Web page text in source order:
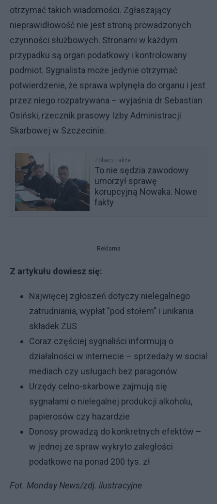
otrzymać takich wiadomości. Zgłaszający
nieprawidłowość nie jest stroną prowadzonych
czynności służbowych. Stronami w każdym
przypadku są organ podatkowy i kontrolowany
podmiot. Sygnalista może jedynie otrzymać
potwierdzenie, że sprawa wpłynęła do organu i jest
przez niego rozpatrywana – wyjaśnia dr Sebastian
Osiński, rzecznik prasowy Izby Administracji
Skarbowej w Szczecinie.
Zobacz także
To nie sędzia zawodowy
umorzył sprawę
korupcyjną Nowaka. Nowe
fakty
Reklama
Z artykułu dowiesz się:
Najwięcej zgłoszeń dotyczy nielegalnego
zatrudniania, wypłat "pod stołem” i unikania
składek ZUS
Coraz częściej sygnaliści informują o
działalności w internecie – sprzedaży w social
mediach czy usługach bez paragonów
Urzędy celno-skarbowe zajmują się
sygnałami o nielegalnej produkcji alkoholu,
papierosów czy hazardzie
Donosy prowadzą do konkretnych efektów –
w jednej ze spraw wykryto zaległości
podatkowe na ponad 200 tys. zł
Fot. Monday News/zdj. ilustracyjne